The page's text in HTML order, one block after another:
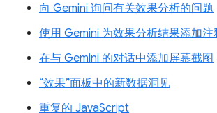
向 Gemini 询问有关效果分析的问题
使用 Gemini 为效果分析结果添加注
在与 Gemini 的对话中添加屏幕截图
“效果”面板中的新数据洞见
重复的 JavaScript